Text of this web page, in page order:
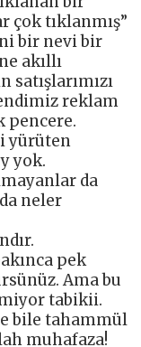
çok tıklanmış”
bir nevi bir
akıllı
satışlarımızı
reklam
pencere.
yürüten
yok.
da
neler
pek
Ama bu
tabikii.
bile tahammül
muhafaza!